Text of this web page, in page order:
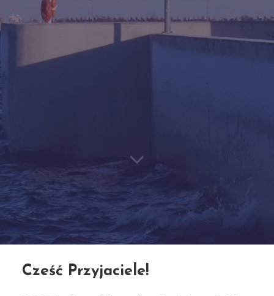
Cześć Przyjaciele!